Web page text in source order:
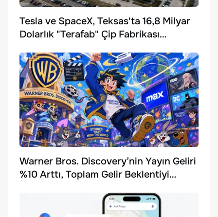
Tesla ve SpaceX, Teksas'ta 16,8 Milyar
Dolarlık "Terafab" Çip Fabrikası
Warner Bros. Discovery’nin Yayın Geliri
%10 Arttı, Toplam Gelir Beklentiyi